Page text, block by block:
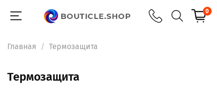
0
Главная Термозащита
Термозащита